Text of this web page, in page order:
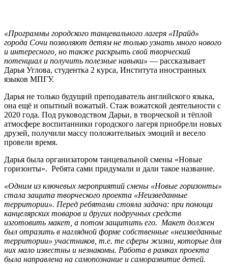
«Программы городского танцевального лагеря «Прайд»
города Сочи позволяют детям не только узнать много нового
и интересного, но также раскрыть свой творческий
потенциал и получить полезные навыки» — рассказывает
Дарья Углова, студентка 2 курса, Института иностранных
языков МПГУ.
Дарья не только будущий преподаватель английского языка,
она ещё и опытный вожатый. Стаж вожатской деятельности с
2020 года. Под руководством Дарьи, в творческой и тёплой
атмосфере воспитанники городского лагеря приобрели новых
друзей, получили массу положительных эмоций и весело
провели время.
Дарья была организатором танцевальной смены «Новые
горизонты». Ребята сами придумали и дали такое название.
«Одним из ключевых мероприятий смены «Новые горизонты»
стала защита творческого проекта «Неизведанные
территории». Перед ребятами стояла задача: при помощи
канцелярских товаров и других подручных средств
изготовить макет, а потом защитить его. Макет должен
был отразить в наглядной форме собственные «неизведанные
территории» участников, т.е. те сферы жизни, которые для
них мало известны и незнакомы. Работа в рамках проекта
была направлена на самопознание и саморазвитие детей.